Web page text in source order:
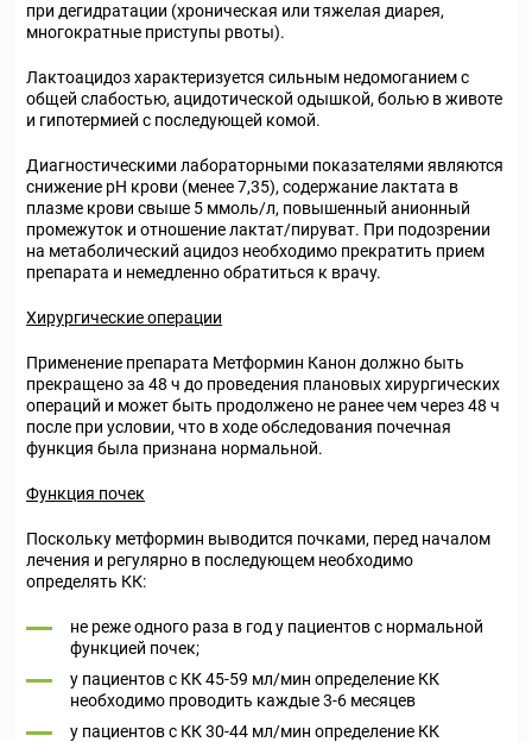
при дегидратации (хроническая или тяжелая диарея,
многократные приступы рвоты).
Лактоацидоз характеризуется сильным недомоганием с
общей слабостью, ацидотической одышкой, болью в животе
и гипотермией с последующей комой.
Диагностическими лабораторными показателями являются
снижение pH крови (менее 7,35), содержание лактата в
плазме крови свыше 5 ммоль/л, повышенный анионный
промежуток и отношение лактат/пируват. При подозрении
на метаболический ацидоз необходимо прекратить прием
препарата и немедленно обратиться к врачу.
Хирургические операции
Применение препарата Метформин Канон должно быть
прекращено за 48 ч до проведения плановых хирургических
операций и может быть продолжено не ранее чем через 48 ч
после при условии, что в ходе обследования почечная
функция была признана нормальной.
Функция почек
Поскольку метформин выводится почками, перед началом
лечения и регулярно в последующем необходимо
определять КК:
не реже одного раза в год у пациентов с нормальной
функцией почек;
у пациентов с КК 45-59 мл/мин определение КК
необходимо проводить каждые 3-6 месяцев
у пациентов с КК 30-44 мл/мин определение КК